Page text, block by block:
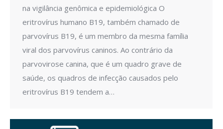
na vigilância genômica e epidemiológica O
eritrovírus humano B19, também chamado de
parvovírus B19, é um membro da mesma família
viral dos parvovírus caninos. Ao contrário da
parvovirose canina, que é um quadro grave de
saúde, os quadros de infecção causados pelo
eritrovírus B19 tendem a…